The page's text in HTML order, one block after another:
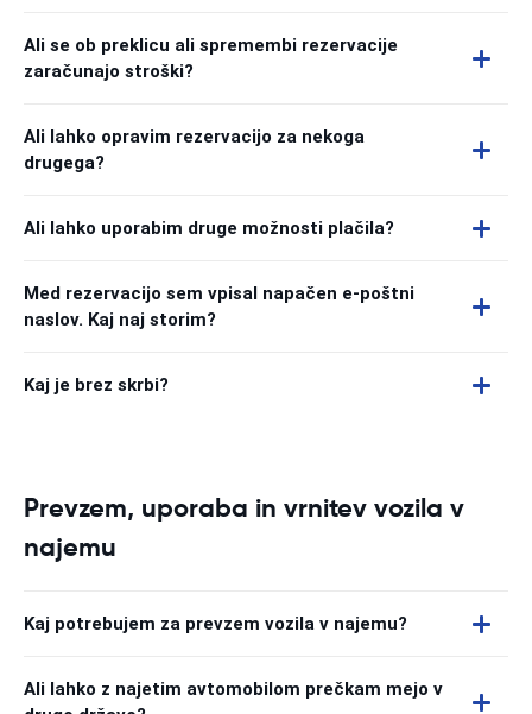
Ali se ob preklicu ali spremembi rezervacije
zaračunajo stroški?
Ali lahko opravim rezervacijo za nekoga
drugega?
Ali lahko uporabim druge možnosti plačila?
Med rezervacijo sem vpisal napačen e-poštni
naslov. Kaj naj storim?
Kaj je brez skrbi?
Prevzem, uporaba in vrnitev vozila v
najemu
Kaj potrebujem za prevzem vozila v najemu?
Ali lahko z najetim avtomobilom prečkam mejo v